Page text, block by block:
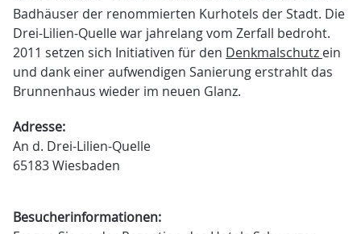
Badhäuser der renommierten Kurhotels der Stadt. Die
Drei-Lilien-Quelle war jahrelang vom Zerfall bedroht.
2011 setzen sich Initiativen für den Denkmalschutz ein
und dank einer aufwendigen Sanierung erstrahlt das
Brunnenhaus wieder im neuen Glanz.
Adresse:
An d. Drei-Lilien-Quelle
65183 Wiesbaden
Besucherinformationen: